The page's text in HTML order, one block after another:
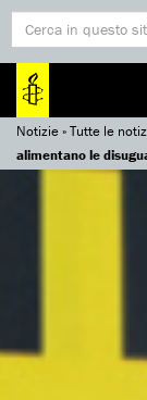
Notizie»Tutte le
alimentano le